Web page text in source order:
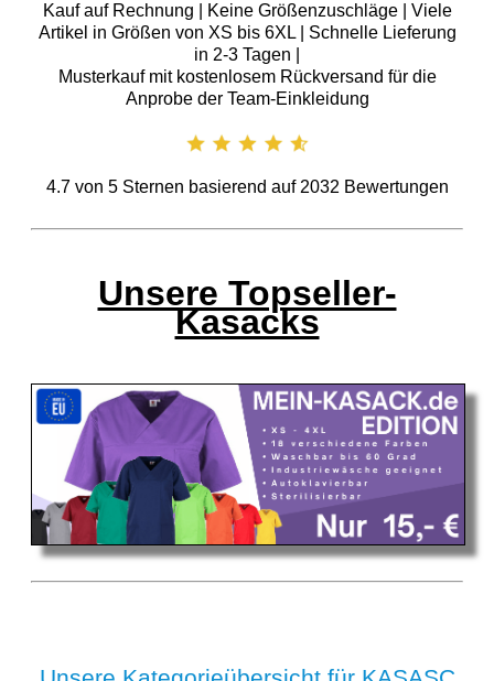
Kauf auf Rechnung | Keine Größenzuschläge | Viele
Artikel in Größen von XS bis 6XL | Schnelle Lieferung
in 2-3 Tagen |
Musterkauf mit kostenlosem Rückversand für die
Anprobe der Team-Einkleidung
4.7von 5Sternen basierend auf 2032 Bewertungen
Unsere Topseller-
Kasacks